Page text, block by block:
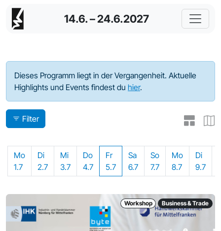
14.6. – 24.6.2027
Programm - 2024
Dieses Programm liegt in der Vergangenheit. Aktuelle
Highlights und Events findest du hier.
Filter
Mo
1.7
Di
2.7
Mi
3.7
Do
4.7
Fr
5.7
Sa
6.7
So
7.7
Mo
8.7
Di
9.7
Workshop Business & Trade